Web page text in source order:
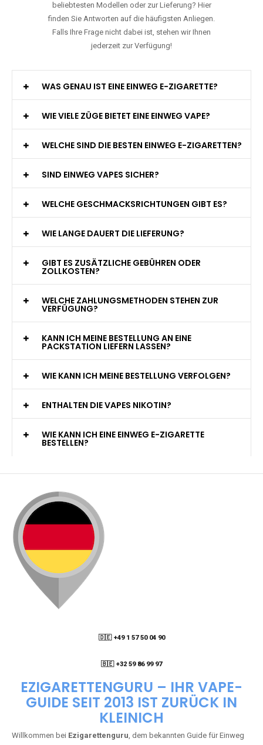
beliebtesten Modellen oder zur Lieferung? Hier
finden Sie Antworten auf die häufigsten Anliegen.
Falls Ihre Frage nicht dabei ist, stehen wir Ihnen
jederzeit zur Verfügung!
WAS GENAU IST EINE EINWEG E-ZIGARETTE?
WIE VIELE ZÜGE BIETET EINE EINWEG VAPE?
WELCHE SIND DIE BESTEN EINWEG E-ZIGARETTEN?
SIND EINWEG VAPES SICHER?
WELCHE GESCHMACKSRICHTUNGEN GIBT ES?
WIE LANGE DAUERT DIE LIEFERUNG?
GIBT ES ZUSÄTZLICHE GEBÜHREN ODER
ZOLLKOSTEN?
WELCHE ZAHLUNGSMETHODEN STEHEN ZUR
VERFÜGUNG?
KANN ICH MEINE BESTELLUNG AN EINE
PACKSTATION LIEFERN LASSEN?
WIE KANN ICH MEINE BESTELLUNG VERFOLGEN?
ENTHALTEN DIE VAPES NIKOTIN?
WIE KANN ICH EINE EINWEG E-ZIGARETTE
BESTELLEN?
🇩🇪 +49 1 57 50 04 90
🇧🇪 +32 59 86 99 97
EZIGARETTENGURU – IHR VAPE-
GUIDE SEIT 2013 IST ZURÜCK IN
KLEINICH
Willkommen bei Ezigarettenguru, dem bekannten Guide für Einweg